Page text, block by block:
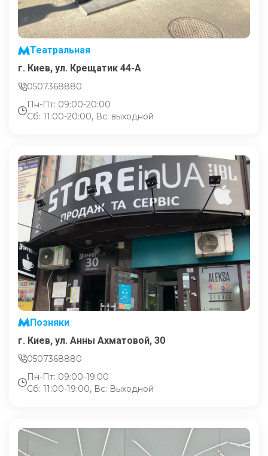
Театральная
г. Киев, ул. Крещатик 44-А
0507368880
Пн-Пт: 09:00-20:00
Сб: 11:00-20:00, Вс: выходной
Позняки
г. Киев, ул. Анны Ахматовой, 30
0507368880
Пн-Пт: 09:00-19:00
Сб: 11:00-19:00, Вс: Выходной